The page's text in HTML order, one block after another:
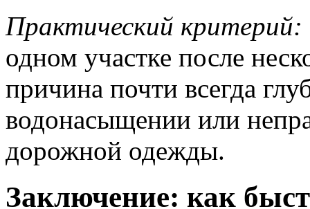
Практический критерий:
одном участке после
причина почти всегда
водонасыщении или
дорожной одежды.
Заключение: как